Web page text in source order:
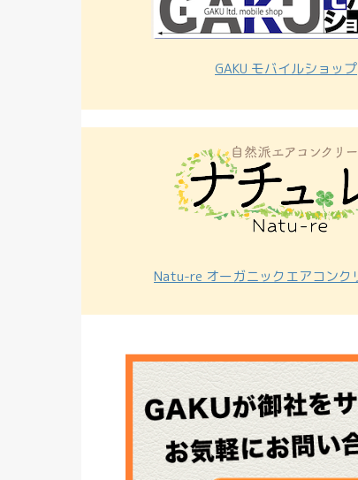
GAKU モバイルショップ
Natu-re オーガニックエアコンク